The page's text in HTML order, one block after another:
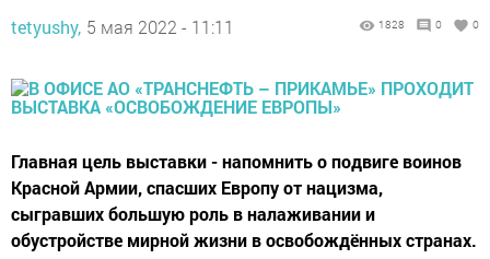
tetyushy, 5 мая 2022 - 11:11 1828 0 0
Главная цель выставки - напомнить о подвиге воинов
Красной Армии, спасших Европу от нацизма,
сыгравших большую роль в налаживании и
обустройстве мирной жизни в освобождённых странах.